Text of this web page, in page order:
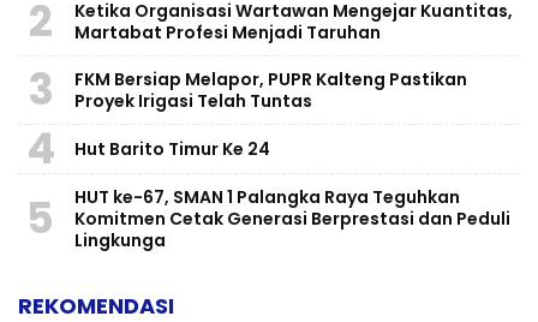
2
Ketika Organisasi Wartawan Mengejar Kuantitas,
Martabat Profesi Menjadi Taruhan
3
FKM Bersiap Melapor, PUPR Kalteng Pastikan
Proyek Irigasi Telah Tuntas
4 Hut Barito Timur Ke 24
5
HUT ke-67, SMAN 1 Palangka Raya Teguhkan
Komitmen Cetak Generasi Berprestasi dan Peduli
Lingkunga
REKOMENDASI